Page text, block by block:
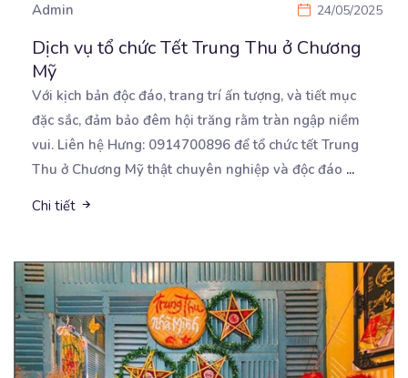
Admin 24/05/2025
Dịch vụ tổ chức Tết Trung Thu ở Chương
Mỹ
Với kịch bản độc đáo, trang trí ấn tượng, và tiết mục
đặc sắc, đảm bảo đêm hội trăng rằmtràn ngập niềm
vui. Liên hệ Hưng: 0914700896 để tổ chức tết Trung
Thu ở Chương Mỹ thật chuyên nghiệp và độc đáo ...
Chi tiết